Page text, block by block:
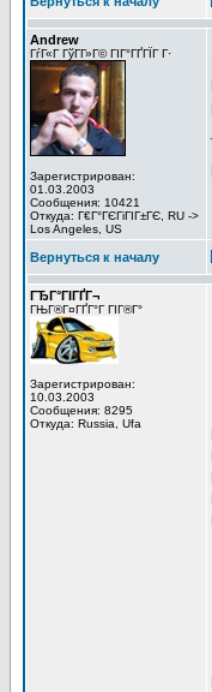
Andrew
ГѓГ«Г ГўГ­Г»Г© ГІГ°ГҐГЇГ Г·
Зарегистрирован:
01.03.2003
Сообщения: 10421
Откуда: Г€Г°ГЄГіГІГ±ГЄ, RU ->
Los Angeles, US
Вернуться к началу
ГЂГ°ГІГҐГ¬
ГЊГ®Г¤ГҐГ°Г ГІГ®Г°
Зарегистрирован:
10.03.2003
Сообщения: 8295
Откуда: Russia, Ufa